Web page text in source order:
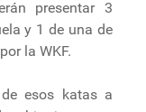
presentar 3
y 1 de una de
la WKF.
esos katas a